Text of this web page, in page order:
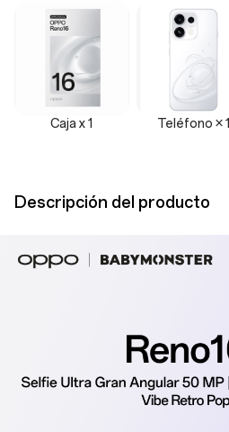
Caja x 1 Teléfono × 1
Descripción del producto